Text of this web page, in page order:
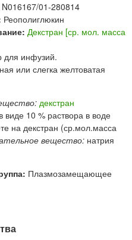
01-280814
Реополиглюкин
Декстран [ср. мол. масса
для инфузий.
или слегка желтоватая
декстран
виде 10 % раствора в воде
на декстран (ср.мол.масса
вещество: натрия
Плазмозамещающее